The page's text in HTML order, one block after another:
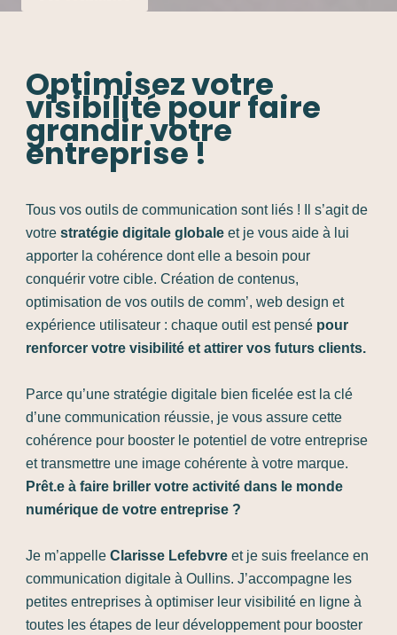
Optimisez votre
visibilité pour faire
grandir votre
entreprise !
Tous vos outils de communication sont liés ! Il s’agit de
votre stratégie digitale globale et je vous aide à lui
apporter la cohérence dont elle a besoin pour
conquérir votre cible. Création de contenus,
optimisation de vos outils de comm’, web design et
expérience utilisateur : chaque outil est pensé pour
renforcer votre visibilité et attirer vos futurs clients.
Parce qu’une stratégie digitale bien ficelée est la clé
d’une communication réussie, je vous assure cette
cohérence pour booster le potentiel de votre entreprise
et transmettre une image cohérente à votre marque.
Prêt.e à faire briller votre activité dans le monde
numérique de votre entreprise ?
Je m’appelle Clarisse Lefebvre et je suis freelance en
communication digitale à Oullins. J’accompagne les
petites entreprises à optimiser leur visibilité en ligne à
toutes les étapes de leur développement pour booster